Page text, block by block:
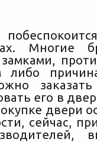
Многие
его в
двери
сейчас,